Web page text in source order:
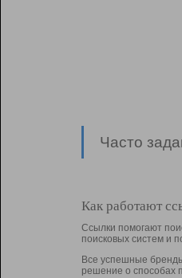
Часто
Как работают
Ссылки помогают
поисковых систем и
Все успешные
решение о способах